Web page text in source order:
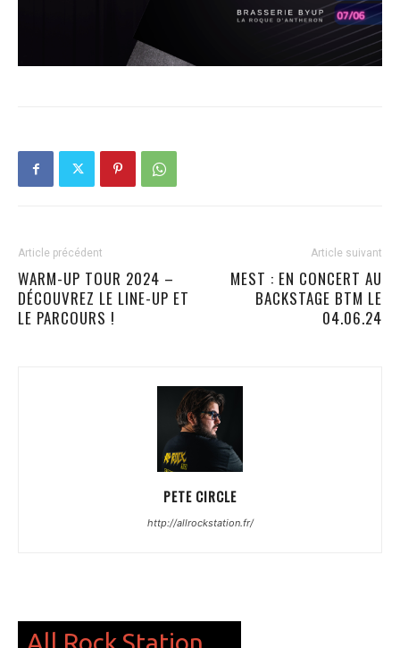
Article précédent
WARM-UP TOUR 2024 –
DÉCOUVREZ LE LINE-UP ET
LE PARCOURS !
Article suivant
MEST : EN CONCERT AU
BACKSTAGE BTM LE
04.06.24
PETE CIRCLE
http://allrockstation.fr/